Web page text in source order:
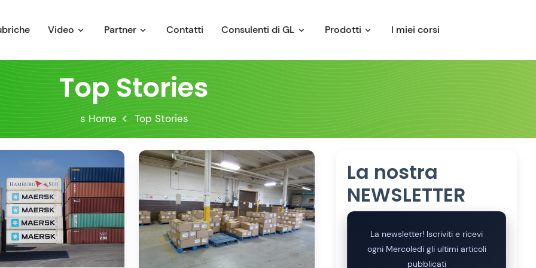
Video Partner Contatti Consulenti di GL Prodotti I miei corsi
Top Stories
s Home Top Stories
La nostra
NEWSLETTER
La newsletter! Iscriviti e ricevi
ogni Mercoledi gli ultimi articoli
pubblicati